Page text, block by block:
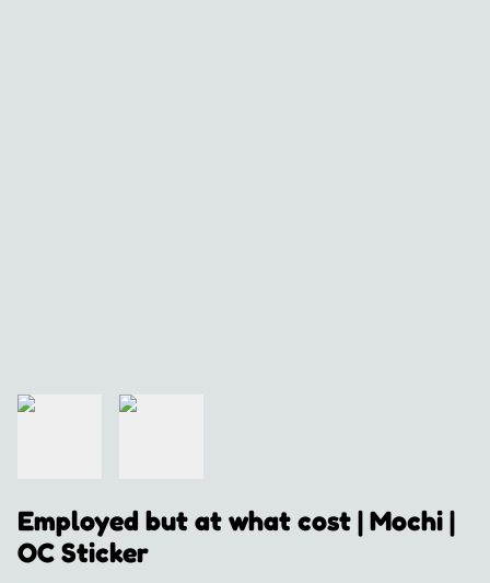
Employed but at what cost | Mochi |
OC Sticker